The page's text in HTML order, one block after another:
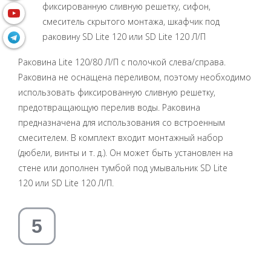
фиксированную сливную решетку, сифон,
смеситель скрытого монтажа, шкафчик под
раковину SD Lite 120 или SD Lite 120 Л/П
Раковина Lite 120/80 Л/П с полочкой слева/справа.
Раковина не оснащена переливом, поэтому необходимо
использовать фиксированную сливную решетку,
предотвращающую перелив воды. Раковина
предназначена для использования со встроенным
смесителем. В комплект входит монтажный набор
(дюбели, винты и т. д.). Он может быть установлен на
стене или дополнен тумбой под умывальник SD Lite
120 или SD Lite 120 Л/П.